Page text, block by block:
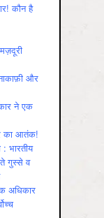
कौन है
और
ने एक
का आतंक!
भारतीय
गुस्‍से व
अधिकार